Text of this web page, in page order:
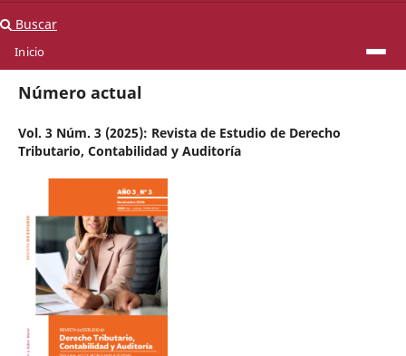
Inicio
Buscar
Número actual
Vol. 3 Núm. 3 (2025): Revista de Estudio de Derecho
Tributario, Contabilidad y Auditoría